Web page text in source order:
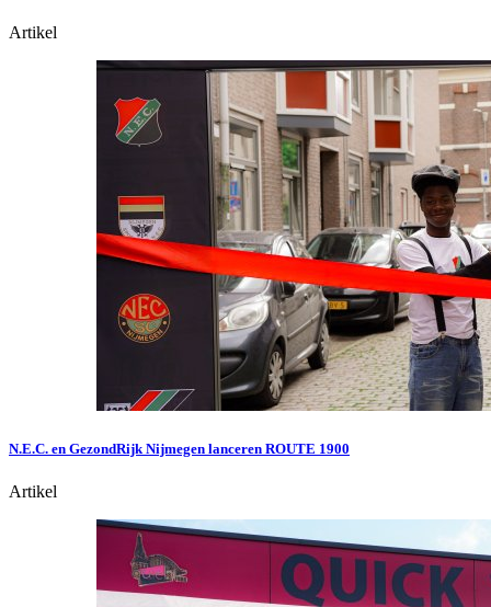
Artikel
N.E.C. en GezondRijk Nijmegen lanceren ROUTE 1900
Artikel